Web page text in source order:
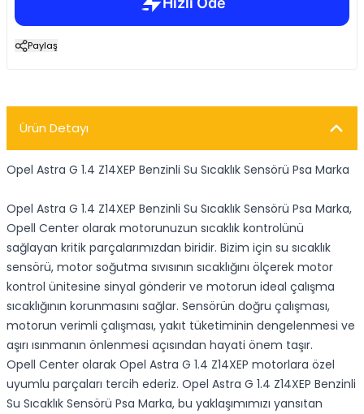
Paylaş
Ürün Detayı
Opel Astra G 1.4 Z14XEP Benzinli Su Sıcaklık Sensörü Psa Marka
Opel Astra G 1.4 Z14XEP Benzinli Su Sıcaklık Sensörü Psa Marka,
Opell Center olarak motorunuzun sıcaklık kontrolünü
sağlayan kritik parçalarımızdan biridir. Bizim için su sıcaklık
sensörü, motor soğutma sıvısının sıcaklığını ölçerek motor
kontrol ünitesine sinyal gönderir ve motorun ideal çalışma
sıcaklığının korunmasını sağlar. Sensörün doğru çalışması,
motorun verimli çalışması, yakıt tüketiminin dengelenmesi ve
aşırı ısınmanın önlenmesi açısından hayati önem taşır.
Opell Center olarak Opel Astra G 1.4 Z14XEP motorlara özel
uyumlu parçaları tercih ederiz. Opel Astra G 1.4 Z14XEP Benzinli
Su Sıcaklık Sensörü Psa Marka, bu yaklaşımımızı yansıtan